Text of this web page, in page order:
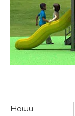
Наши